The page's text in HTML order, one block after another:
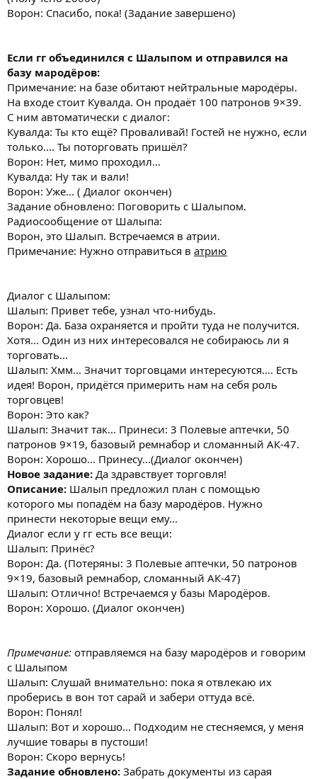
Ворон: Спасибо, пока! (Задание завершено)
Если гг объединился с Шалыпом и отправился на
базу мародёров:
Примечание: на базе обитают нейтральные мародёры.
На входе стоит Кувалда. Он продаёт 100 патронов 9×39.
С ним автоматически с диалог:
Кувалда: Ты кто ещё? Проваливай! Гостей не нужно, если
только.... Ты поторговать пришёл?
Ворон: Нет, мимо проходил...
Кувалда: Ну так и вали!
Ворон: Уже... ( Диалог окончен)
Задание обновлено: Поговорить с Шалыпом.
Радиосообщение от Шалыпа:
Ворон, это Шалып. Встречаемся в атрии.
Примечание: Нужно отправиться в атрию
Диалог с Шалыпом:
Шалып: Привет тебе, узнал что-нибудь.
Ворон: Да. База охраняется и пройти туда не получится.
Хотя... Один из них интересовался не собираюсь ли я
торговать...
Шалып: Хмм... Значит торговцами интересуются.... Есть
идея! Ворон, придётся примерить нам на себя роль
торговцев!
Ворон: Это как?
Шалып: Значит так... Принеси: 3 Полевые аптечки, 50
патронов 9×19, базовый ремнабор и сломанный АК-47.
Ворон: Хорошо... Принесу...(Диалог окончен)
Новое задание: Да здравствует торговля!
Описание: Шалып предложил план с помощью
которого мы попадём на базу мародёров. Нужно
принести некоторые вещи ему...
Диалог если у гг есть все вещи:
Шалып: Принёс?
Ворон: Да. (Потеряны: 3 Полевые аптечки, 50 патронов
9×19, базовый ремнабор, сломанный АК-47)
Шалып: Отлично! Встречаемся у базы Мародёров.
Ворон: Хорошо. (Диалог окончен)
Примечание: отправляемся на базу мародёров и говорим
с Шалыпом
Шалып: Слушай внимательно: пока я отвлекаю их
проберись в вон тот сарай и забери оттуда всё.
Ворон: Понял!
Шалып: Вот и хорошо... Подходим не стесняемся, у меня
лучшие товары в пустоши!
Ворон: Скоро вернусь!
Задание обновлено: Забрать документы из сарая